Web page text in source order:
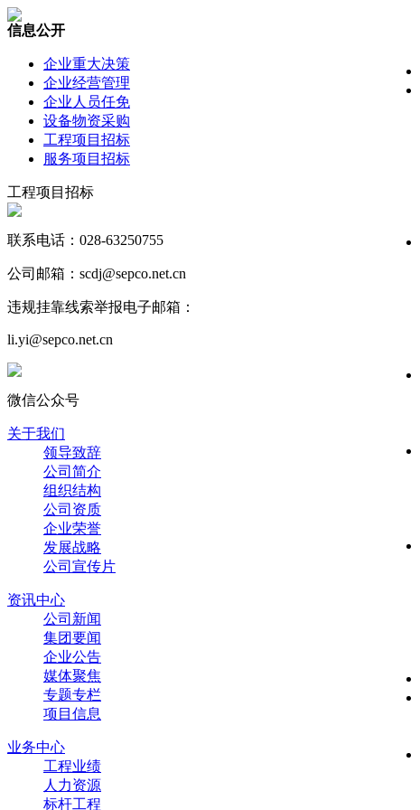
信息公开
企业重大决策
企业经营管理
企业人员任免
设备物资采购
工程项目招标
服务项目招标
工程项目招标
联系电话：028-63250755
公司邮箱：scdj@sepco.net.cn
违规挂靠线索举报电子邮箱：
li.yi@sepco.net.cn
微信公众号
关于我们
领导致辞
公司简介
组织结构
公司资质
企业荣誉
发展战略
公司宣传片
资讯中心
公司新闻
集团要闻
企业公告
媒体聚焦
专题专栏
项目信息
业务中心
工程业绩
人力资源
标杆工程